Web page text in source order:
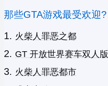
那些GTA游戏最受欢迎?
火柴人罪恶之都
GT 开放世界赛车双人版
火柴人罪恶都市